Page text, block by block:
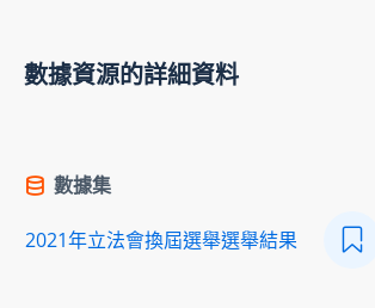
數據資源的詳細資料
數據集
2021年立法會換屆選舉選舉結果